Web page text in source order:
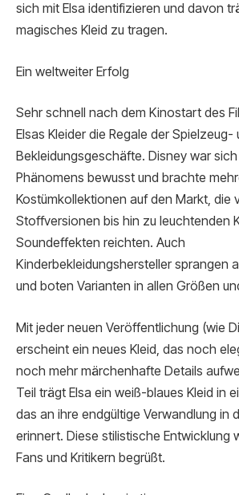
sich mit Elsa identifizieren und davon
magisches Kleid zu tragen.
Ein weltweiter Erfolg
Sehr schnell nach dem Kinostart des
Elsas Kleider die Regale der Spielzeug-
Bekleidungsgeschäfte. Disney war
Phänomens bewusst und brachte
Kostümkollektionen auf den Markt, die
Stoffversionen bis hin zu leuchtenden
Soundeffekten reichten. Auch
Kinderbekleidungshersteller sprangen
und boten Varianten in allen Größen
Mit jeder neuen Veröffentlichung (wie
erscheint ein neues Kleid, das noch
noch mehr märchenhafte Details
Teil trägt Elsa ein weiß-blaues Kleid in
das an ihre endgültige Verwandlung in
erinnert. Diese stilistische Entwicklung
Fans und Kritikern begrüßt.